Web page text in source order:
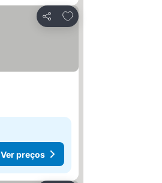
Partilhar
Adicionar aos favoritos
Ver preços